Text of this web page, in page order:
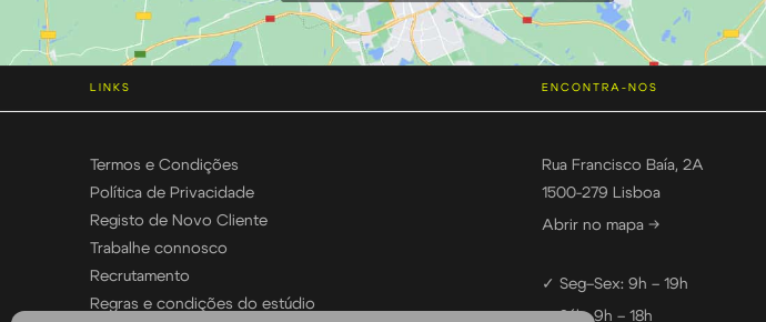
LINKS ENCONTRA-NOS
Termos e Condições
Política de Privacidade
Registo de Novo Cliente
Trabalhe connosco
Recrutamento
Regras e condições do estúdio
Rua Francisco Baía, 2A
1500-279 Lisboa
Abrir no mapa →
✓ Seg–Sex: 9h – 19h
✓ Sáb: 9h – 18h